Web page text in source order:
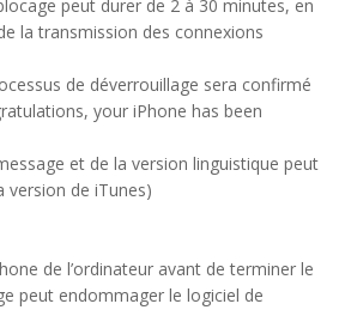
peut durer de 2 à 30 minutes, en
la transmission des connexions
de déverrouillage sera confirmé
your iPhone has been
et de la version linguistique peut
version de iTunes)
de l’ordinateur avant de terminer le
peut endommager le logiciel de